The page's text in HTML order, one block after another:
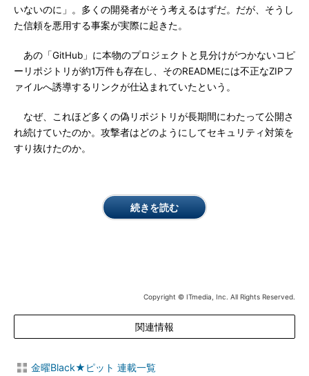
いないのに」。多くの開発者がそう考えるはずだ。だが、そうし
た信頼を悪用する事案が実際に起きた。
あの「GitHub」に本物のプロジェクトと見分けがつかないコピ
ーリポジトリが約1万件も存在し、そのREADMEには不正なZIPフ
ァイルへ誘導するリンクが仕込まれていたという。
なぜ、これほど多くの偽リポジトリが長期間にわたって公開さ
れ続けていたのか。攻撃者はどのようにしてセキュリティ対策を
すり抜けたのか。
続きを読む
Copyright © ITmedia, Inc. All Rights Reserved.
関連情報
金曜Black★ピット 連載一覧